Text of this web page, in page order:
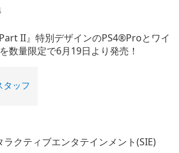
タッフ
ラクティブエンタテインメント(SIE)